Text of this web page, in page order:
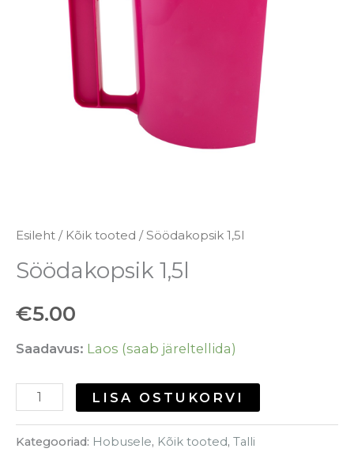
Esileht / Kõik tooted / Söödakopsik 1,5l
Söödakopsik 1,5l
€5.00
Saadavus: Laos (saab järeltellida)
LISA OSTUKORVI
Kategooriad: Hobusele, Kõik tooted, Talli